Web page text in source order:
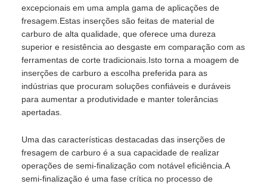
excepcionais em uma ampla gama de aplicações de
fresagem.Estas inserções são feitas de material de
carburo de alta qualidade, que oferece uma dureza
superior e resistência ao desgaste em comparação com as
ferramentas de corte tradicionais.Isto torna a moagem de
inserções de carburo a escolha preferida para as
indústrias que procuram soluções confiáveis e duráveis
para aumentar a produtividade e manter tolerâncias
apertadas.
Uma das características destacadas das inserções de
fresagem de carburo é a sua capacidade de realizar
operações de semi-finalização com notável eficiência.A
semi-finalização é uma fase crítica no processo de